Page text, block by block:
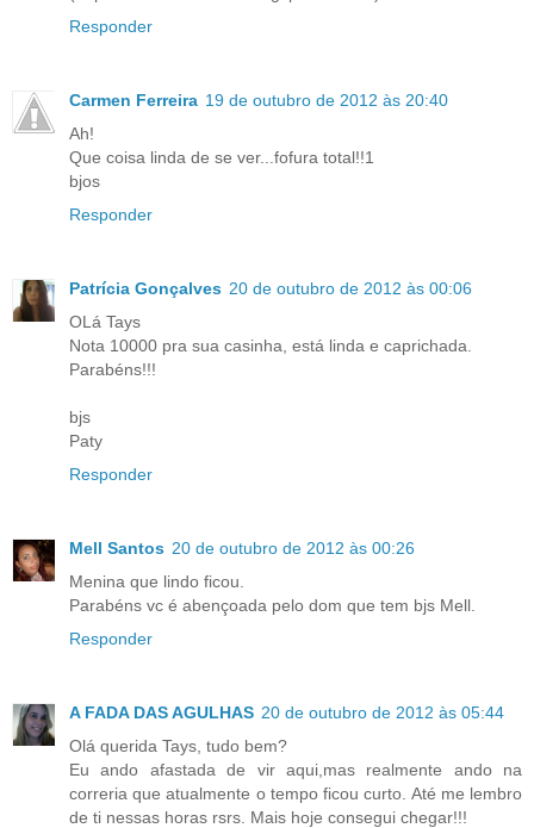
Responder
Carmen Ferreira 19 de outubro de 2012 às 20:40
Ah!
Que coisa linda de se ver...fofura total!!1
bjos
Responder
Patrícia Gonçalves 20 de outubro de 2012 às 00:06
OLá Tays
Nota 10000 pra sua casinha, está linda e caprichada.
Parabéns!!!
bjs
Paty
Responder
Mell Santos 20 de outubro de 2012 às 00:26
Menina que lindo ficou.
Parabéns vc é abençoada pelo dom que tem bjs Mell.
Responder
A FADA DAS AGULHAS 20 de outubro de 2012 às 05:44
Olá querida Tays, tudo bem?
Eu ando afastada de vir aqui,mas realmente ando na
correria que atualmente o tempo ficou curto. Até me lembro
de ti nessas horas rsrs. Mais hoje consegui chegar!!!